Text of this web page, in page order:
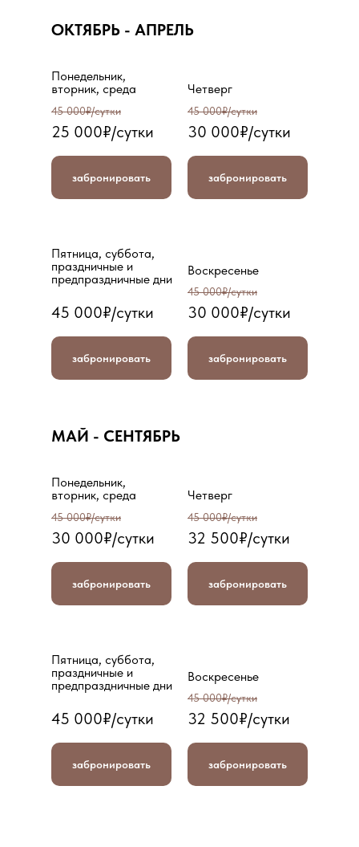
30 000₽/сутки
45 000₽/сутки
забронировать
Воскресенье
45 000₽/сутки
забронировать
Пятница, суббота,
праздничные и
предпраздничные дни
30 000₽/сутки
ОКТЯБРЬ - АПРЕЛЬ
25 000₽/сутки
забронировать
Четверг
45 000₽/сутки
45 000₽/сутки
забронировать
Понедельник,
вторник, среда
32 500₽/сутки
45 000₽/сутки
забронировать
Воскресенье
45 000₽/сутки
забронировать
Пятница, суббота,
праздничные и
предпраздничные дни
32 500₽/сутки
МАЙ - СЕНТЯБРЬ
30 000₽/сутки
забронировать
Четверг
45 000₽/сутки
45 000₽/сутки
забронировать
Понедельник,
вторник, среда